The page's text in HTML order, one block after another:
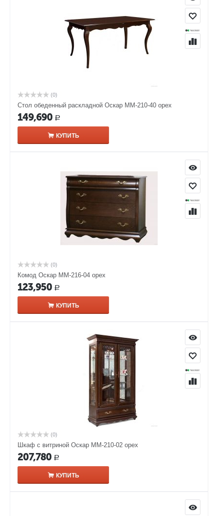
(0)
Стол обеденный раскладной Оскар ММ-210-40 орех
149,690 Р
КУПИТЬ
(0)
Комод Оскар ММ-216-04 орех
123,950 Р
КУПИТЬ
(0)
Шкаф с витриной Оскар ММ-210-02 орех
207,780 Р
КУПИТЬ